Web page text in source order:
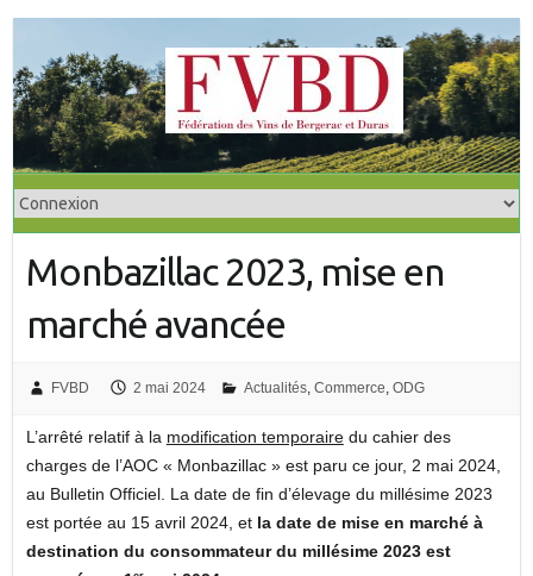
Monbazillac 2023, mise en
marché avancée
FVBD 2 mai 2024 Actualités, Commerce, ODG
L’arrêté relatif à la modification temporairedu cahier des
charges de l’AOC « Monbazillac » est paru ce jour, 2 mai 2024,
au Bulletin Officiel. La date de fin d’élevage du millésime 2023
est portée au 15 avril 2024, et la date de mise en marché à
destination du consommateur du millésime 2023 est